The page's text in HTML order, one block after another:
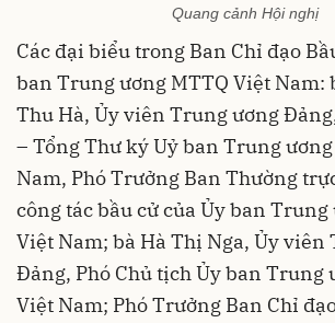
Quang cảnh Hội nghị
Các đại biểu trong Ban Chỉ đạo
ban Trung ương MTTQ Việt Nam:
Thu Hà, Ủy viên Trung ương
– Tổng Thư ký Uỷ ban Trung
Nam, Phó Trưởng Ban Thường
công tác bầu cử của Ủy ban Trung
Việt Nam; bà Hà Thị Nga, Ủy viên
Đảng, Phó Chủ tịch Ủy ban Trung
Việt Nam; Phó Trưởng Ban Chỉ